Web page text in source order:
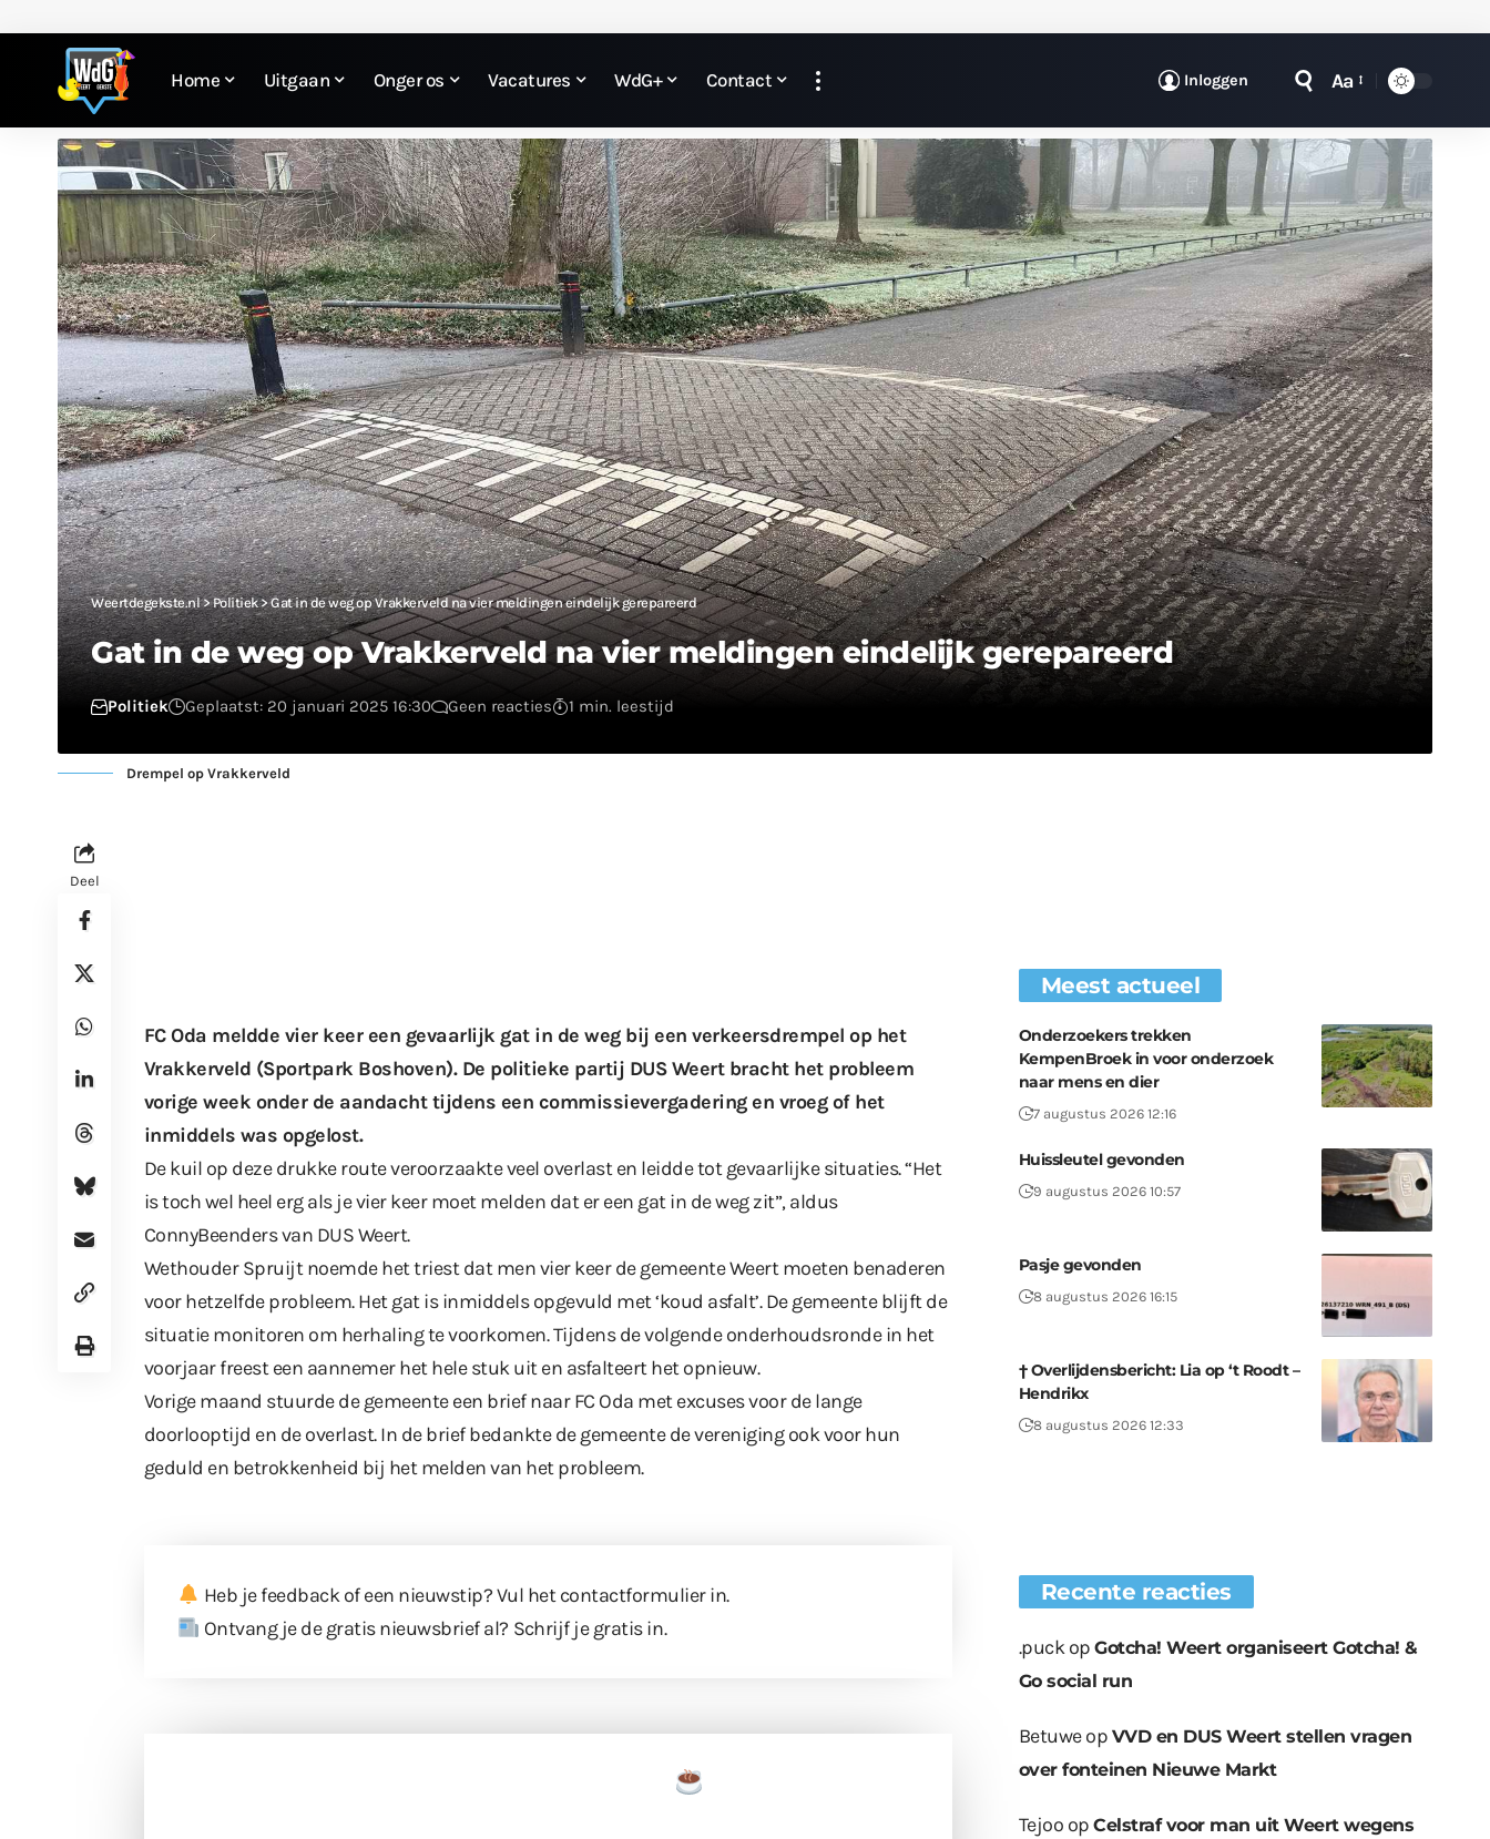
Home Uitgaan Onger os Vacatures WdG+ Contact Inloggen Aa
Weertdegekste.nl>Politiek>Gat in de weg op Vrakkerveld na vier meldingen eindelijk gerepareerd
Gat in de weg op Vrakkerveld na vier meldingen eindelijk gerepareerd
Politiek Geplaatst: 20 januari 2025 16:30 Geen reacties 1 min. leestijd
Drempel op Vrakkerveld
Deel
FC Oda meldde vier keer een gevaarlijk gat in de weg bij een verkeersdrempel op het
Vrakkerveld (Sportpark Boshoven). De politieke partij DUS Weert bracht het probleem
vorige week onder de aandacht tijdens een commissievergadering en vroeg of het
inmiddels was opgelost.
De kuil op deze drukke route veroorzaakte veel overlast en leidde tot gevaarlijke situaties. “Het
is toch wel heel erg als je vier keer moet melden dat er een gat in de weg zit”, aldus
ConnyBeenders van DUS Weert.
Wethouder Spruijt noemde het triest dat men vier keer de gemeente Weert moeten benaderen
voor hetzelfde probleem. Het gat is inmiddels opgevuld met ‘koud asfalt’. De gemeente blijft de
situatie monitoren om herhaling te voorkomen. Tijdens de volgende onderhoudsronde in het
voorjaar freest een aannemer het hele stuk uit en asfalteert het opnieuw.
Vorige maand stuurde de gemeente een brief naar FC Oda met excuses voor de lange
doorlooptijd en de overlast. In de brief bedankte de gemeente de vereniging ook voor hun
geduld en betrokkenheid bij het melden van het probleem.
Heb je feedback of een nieuwstip? Vul het contactformulierin.
Ontvang je de gratis nieuwsbrief al? Schrijf je gratis in.
Meest actueel
Onderzoekers trekken
KempenBroek in voor onderzoek
naar mens en dier
7 augustus 2026 12:16
Huissleutel gevonden
9 augustus 2026 10:57
Pasje gevonden
8 augustus 2026 16:15
† Overlijdensbericht: Lia op ‘t Roodt –
Hendrikx
8 augustus 2026 12:33
Recente reacties
.puckopGotcha! Weert organiseert Gotcha! &
Go social run
Betuweop VVD en DUS Weert stellen vragen
over fonteinen Nieuwe Markt
Tejoo opCelstraf voor man uit Weert wegens